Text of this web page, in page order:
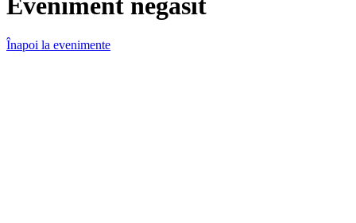
Eveniment negăsit
Înapoi la evenimente